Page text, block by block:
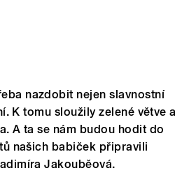
nazdobit nejen slavnostní
K tomu sloužily zelené větve a
A ta se nám budou hodit do
našich babiček připravili
Jakouběová.